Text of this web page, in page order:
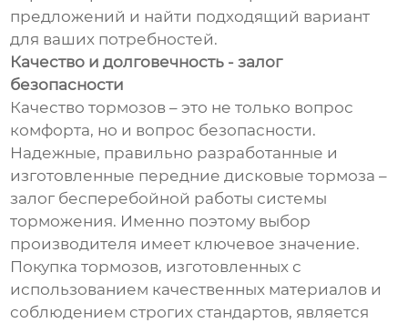
предложений и найти подходящий вариант
для ваших потребностей.
Качество и долговечность - залог
безопасности
Качество тормозов – это не только вопрос
комфорта, но и вопрос безопасности.
Надежные, правильно разработанные и
изготовленные передние дисковые тормоза –
залог бесперебойной работы системы
торможения. Именно поэтому выбор
производителя имеет ключевое значение.
Покупка тормозов, изготовленных с
использованием качественных материалов и
соблюдением строгих стандартов, является